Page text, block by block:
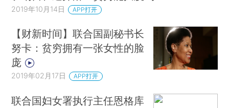
2019年10月14日 APP打开
【财新时间】联合国副秘书长
努卡：贫穷拥有一张女性的脸
庞
2019年02月17日 APP打开
联合国妇女署执行主任恩格库